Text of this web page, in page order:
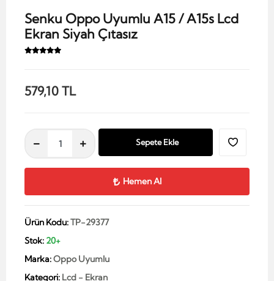
Senku Oppo Uyumlu A15 / A15s Lcd
Ekran Siyah Çıtasız
579,10 TL
Sepete Ekle
Hemen Al
Ürün Kodu:TP-29377
Stok: 20+
Marka:Oppo Uyumlu
Kategori: Lcd - Ekran